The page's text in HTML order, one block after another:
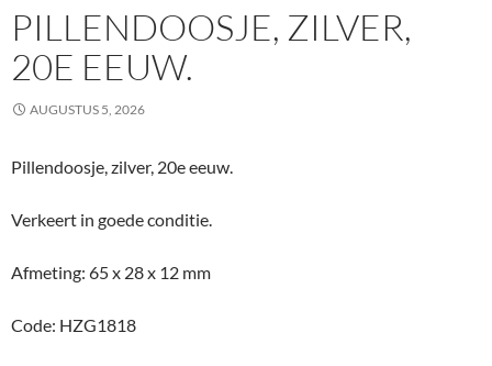
PILLENDOOSJE, ZILVER,
20E EEUW.
AUGUSTUS 5, 2026
Pillendoosje, zilver, 20e eeuw.
Verkeert in goede conditie.
Afmeting: 65 x 28 x 12 mm
Code: HZG1818